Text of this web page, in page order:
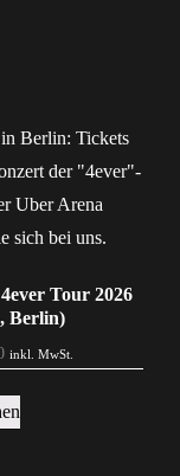
Tour 2026
Berlin)
inkl. MwSt.